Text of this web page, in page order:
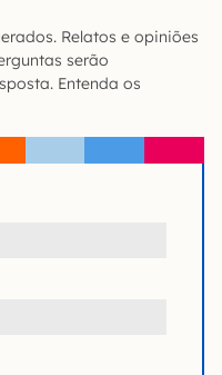
Relatos e opiniões
serão
Entenda os